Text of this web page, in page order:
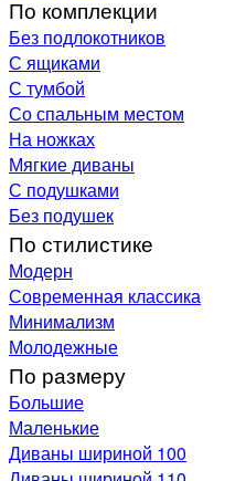
По комплекции
Без подлокотников
С ящиками
С тумбой
Со спальным местом
На ножках
Мягкие диваны
С подушками
Без подушек
По стилистике
Модерн
Современная классика
Минимализм
Молодежные
По размеру
Большие
Маленькие
Диваны шириной 100